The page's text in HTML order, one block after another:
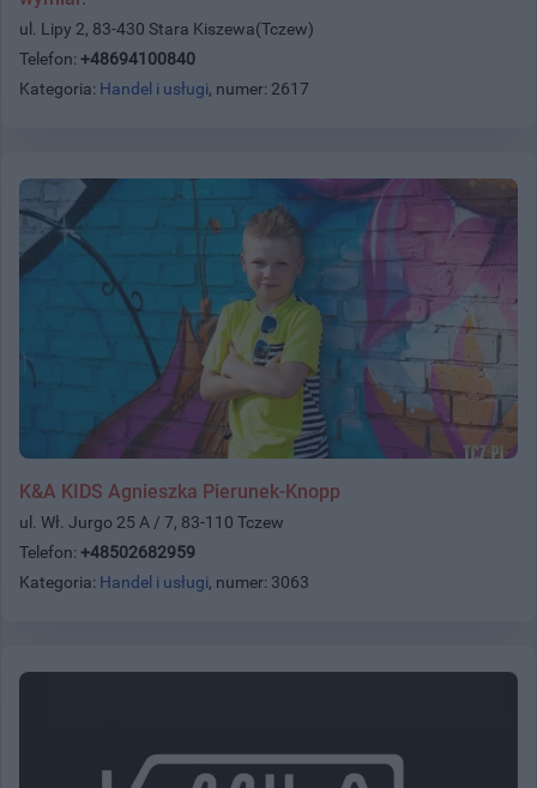
ul. Lipy 2, 83-430 Stara Kiszewa(Tczew)
Telefon: +48694100840
Kategoria: Handel i usługi, numer: 2617
K&A KIDS Agnieszka Pierunek-Knopp
ul. Wł. Jurgo 25 A / 7, 83-110 Tczew
Telefon: +48502682959
Kategoria: Handel i usługi, numer: 3063